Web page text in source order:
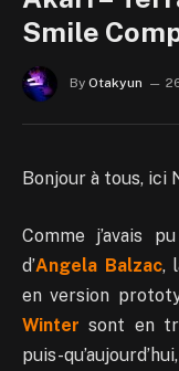
Smile
By Otakyun
Bonjour à tous, ici
Comme j’avais
d’Angela Balzac,
en version
Winter sont en
puis-